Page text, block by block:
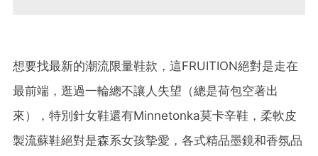
想要找最新的潮流限量鞋款，這FRUITION絕對是走在
最前端，逛過一輪總不讓人失望（總是荷包空著出
來），特別針女鞋還有Minnetonka莫卡辛鞋，柔軟皮
製流蘇鞋絕對是森系女孩摯愛，各式精品墨鏡和香氛品